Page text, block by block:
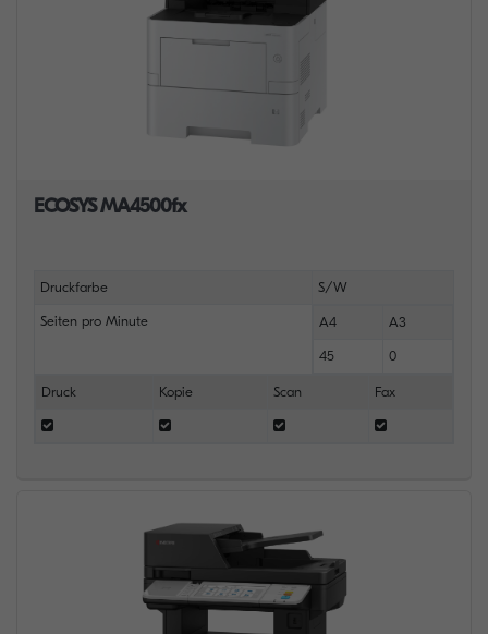
ECOSYS MA4500fx
Druckfarbe S/W
Seiten pro Minute A4 A3
45 0
Druck Kopie Scan Fax